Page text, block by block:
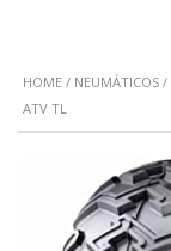
HOME / NEUMÁTICOS /
ATV TL